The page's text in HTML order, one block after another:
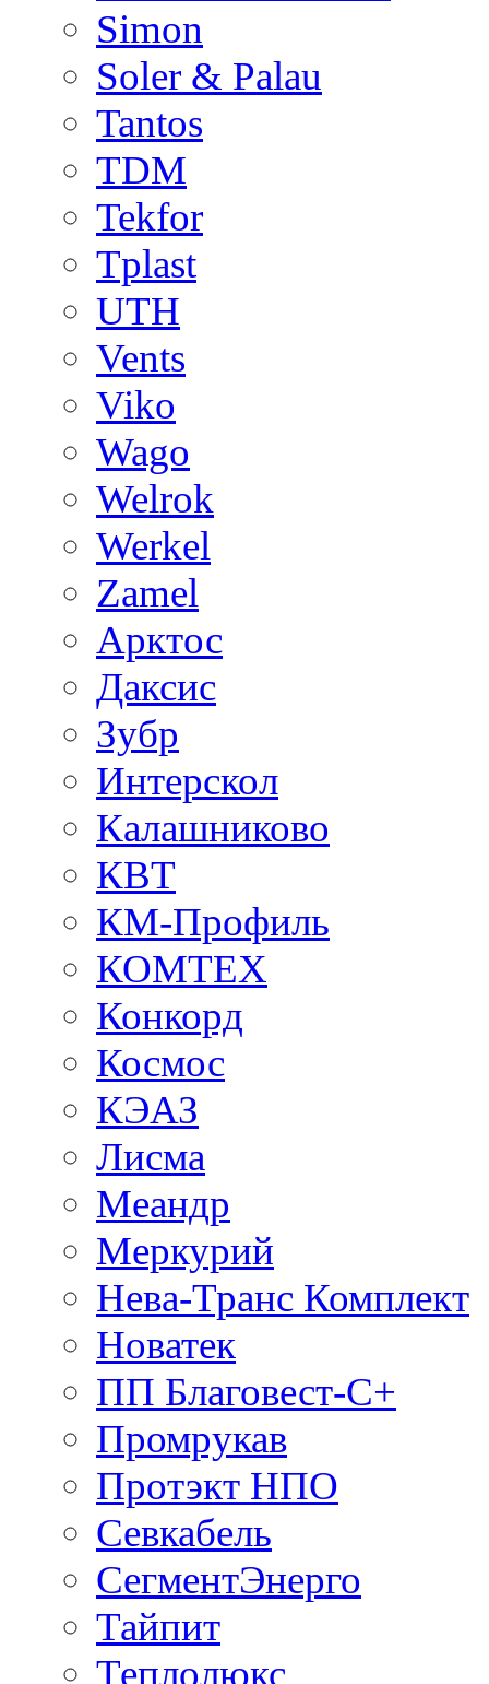
Simon
Soler & Palau
Tantos
TDM
Tekfor
Tplast
UTH
Vents
Viko
Wago
Welrok
Werkel
Zamel
Арктос
Даксис
Зубр
Интерскол
Калашниково
КВТ
КМ-Профиль
КОМТЕХ
Конкорд
Космос
КЭАЗ
Лисма
Меандр
Меркурий
Нева-Транс Комплект
Новатек
ПП Благовест-С+
Промрукав
Протэкт НПО
Севкабель
СегментЭнерго
Тайпит
Теплолюкс